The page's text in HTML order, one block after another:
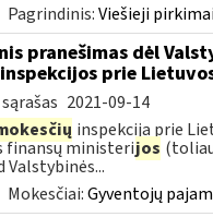
Pagrindinis:Viešieji
pranešimas dėl
inspekcijos prie
2021-09-14
inspekcija prie
finansų ministerijos
Valstybinės...
Mokesčiai:Gyventojų